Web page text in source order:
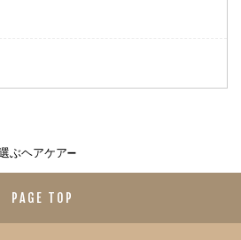
ぶヘアケア➖
PAGE TOP